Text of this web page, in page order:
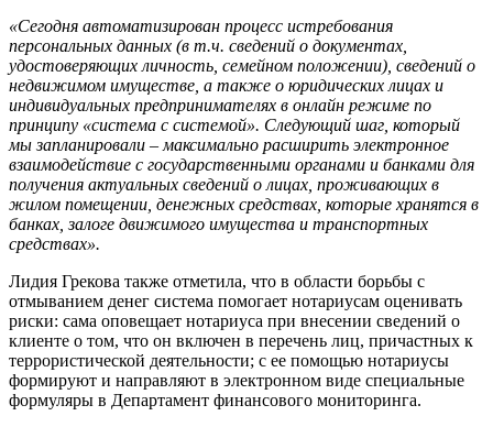
«Сегодня автоматизирован процесс истребования
персональных данных (в т.ч. сведений о документах,
удостоверяющих личность, семейном положении), сведений о
недвижимом имуществе, а также о юридических лицах и
индивидуальных предпринимателях в онлайн режиме по
принципу «система с системой». Следующий шаг, который
мы запланировали – максимально расширить электронное
взаимодействие с государственными органами и банками для
получения актуальных сведений о лицах, проживающих в
жилом помещении, денежных средствах, которые хранятся в
банках, залоге движимого имущества и транспортных
средствах».
Лидия Грекова также отметила, что в области борьбы с
отмыванием денег система помогает нотариусам оценивать
риски: сама оповещает нотариуса при внесении сведений о
клиенте о том, что он включен в перечень лиц, причастных к
террористической деятельности; с ее помощью нотариусы
формируют и направляют в электронном виде специальные
формуляры в Департамент финансового мониторинга.